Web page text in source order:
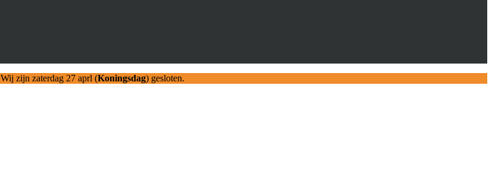
Wij zijn zaterdag 27 aprl (Koningsdag) gesloten.